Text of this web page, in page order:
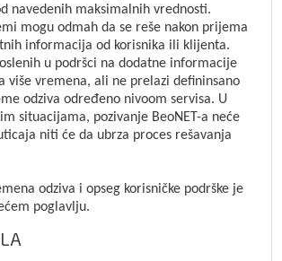
navedenih maksimalnih vrednosti.
mogu odmah da se reše nakon prijema
informacija od korisnika ili klijenta.
u podršci na dodatne informacije
više vremena, ali ne prelazi defininsano
odziva određeno nivoom servisa. U
situacijama, pozivanje BeoNET-a neće
niti će da ubrza proces rešavanja
odziva i opseg korisničke podrške je
poglavlju.